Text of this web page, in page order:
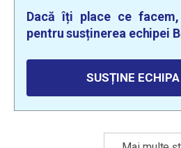
Dacă îți place ce
pentru susținerea echipei
SUSȚINE